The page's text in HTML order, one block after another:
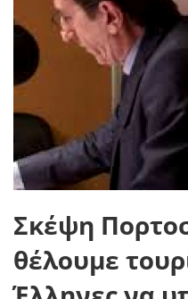
Σκέψη
θέλουμε